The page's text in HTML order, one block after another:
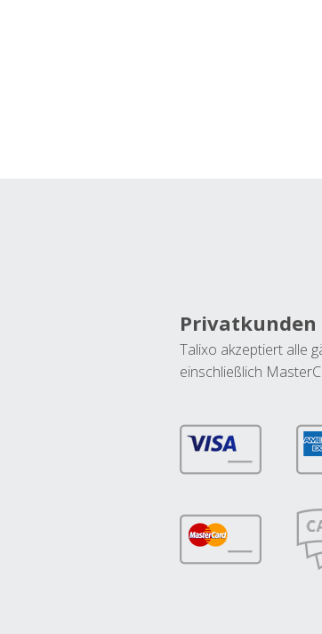
Privatkunden
Talixo akzeptiert alle
einschließlich